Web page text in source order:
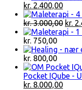
Den
oprindelige
pris
var:
kr. 3.000,00.
kr. 2.400,00Den
pris
er:
kr.3.000,00 Den
var:
kr.
kr. 750,00
kr. 800,00
Pocket IQube -
Den
kr. 8.000,00Den